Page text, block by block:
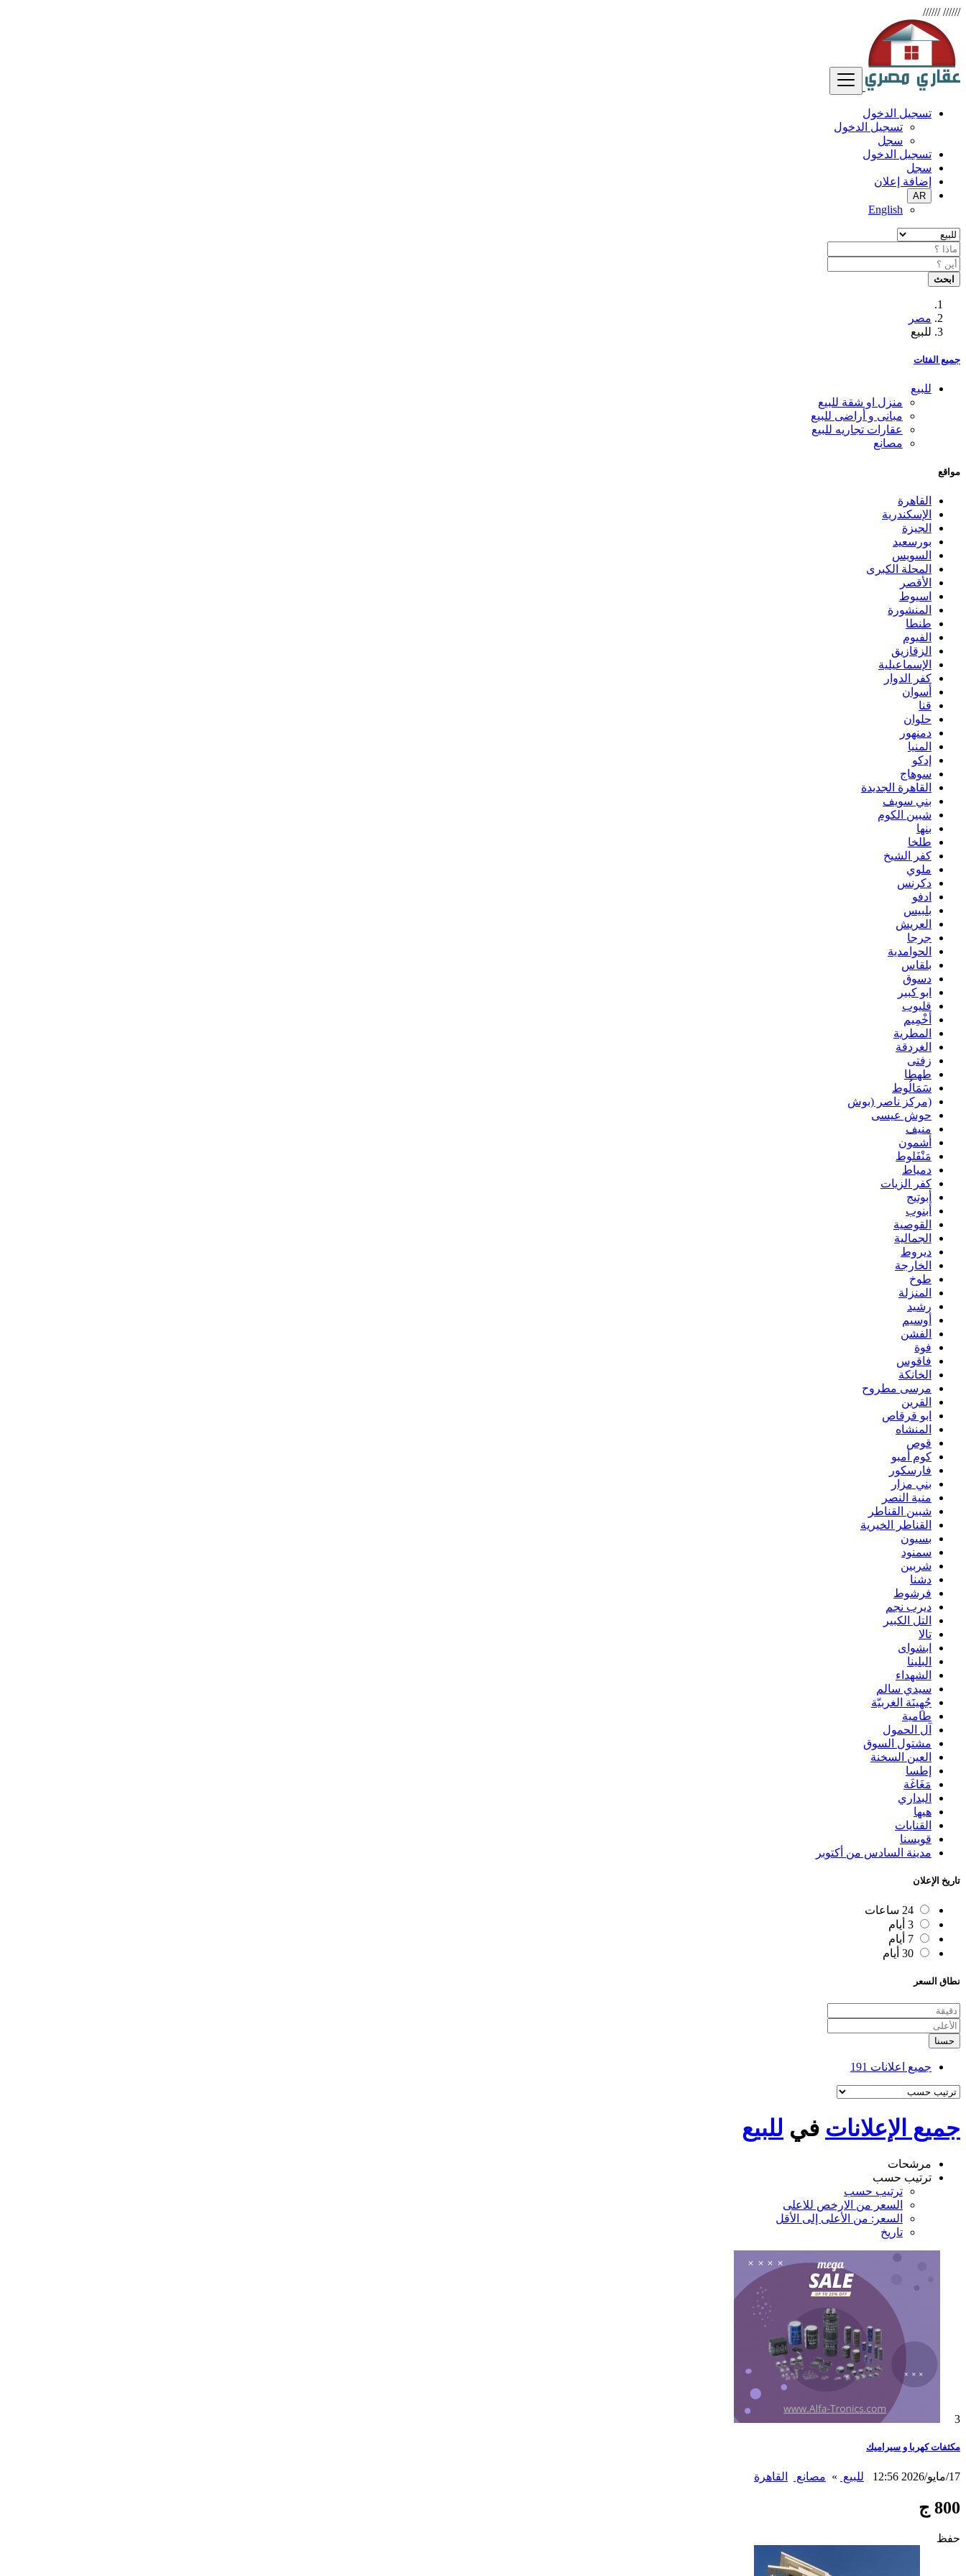
//////
//////
تسجيل الدخول
تسجيل الدخول
سجل
تسجيل الدخول
سجل
إضافة إعلان
AR
English
ابحث
مصر
للبيع
جميع الفئات
للبيع
منزل او شقة للبيع
مبانى و أراضى للبيع
عقارات تجاريه للبيع
مصانع
مواقع
القاهرة
الإسكندرية
الجيزة
بورسعيد
السويس
المحلة الكبرى
الأقصر
اسيوط
المنشورة
طنطا
الفيوم
الزقازيق
الإسماعيلية
كفر الدوار
أسوان
قنا
حلوان
دمنهور
المنيا
إدكو
سوهاج
القاهرة الجديدة
بني سويف
شبين الكوم
بنها
طلخا
كفر الشيخ
ملوي
دكرنس
ادفو
بلبيس
العريش
جرجا
الحوامدية
بلقاس
دسوق
ابو كبير
قليوب
أخْمِيم
المطرية
الغردقة
زفتى
طهطا
سَمَالُوط
(مركز ناصر (بوش
حوش عيسى
منيف
أشمون
مَنْفَلوط
دمياط
كفر الزيات
أبوتيج
أبنوب
القوصية
الجمالية
ديروط
الخارجة
طوخ
المنزلة
رشيد
أوسيم
الفشن
فوة
فاقوس
الخانكة
مرسى مطروح
القرين
ابو قرقاص
المنشاه
قوص
كوم أمبو
فارسكور
بني مزار
منية النصر
شبين القناطر
القناطر الخيرية
بسيون
سمنود
شربين
دشنا
فرشوط
ديرب نجم
التل الكبير
تالا
ابشواى
البلينا
الشهداء
سيدي سالم
جُهِينَة الغربيّة
طامية
آل الحمول
مشتول السوق
العين السخنة
إطسا
مَغَاغَة
البداري
هيها
القنايات
قويسنا
مدينة السادس من أكتوبر
تاريخ الإعلان
24 ساعات
3 أيام
7 أيام
30 أيام
نطاق السعر
حسنا
جميع اعلانات 191
جميع الإعلانات في للبيع
مرشحات
ترتيب حسب
ترتيب حسب
السعر من الارخص للاعلى
السعر: من الأعلى إلى الأقل
تاريخ
3
مكثفات كهربا و سيراميك
17/مايو/2026 12:56 للبيع » مصانع القاهرة
800 ج
حفظ